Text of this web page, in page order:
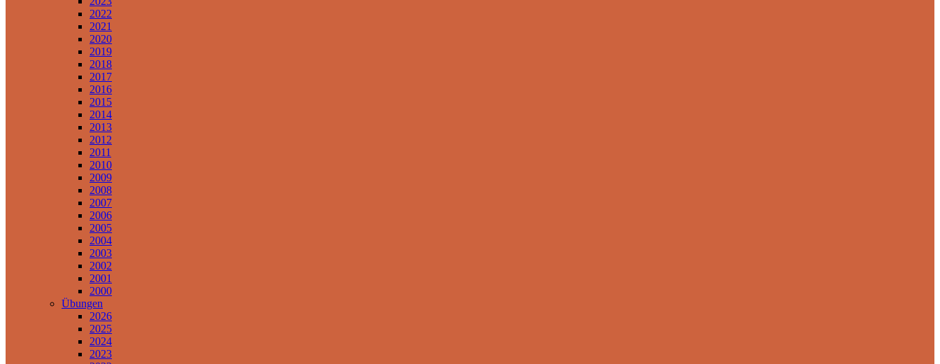
2022
2021
2020
2019
2018
2017
2016
2015
2014
2013
2012
2011
2010
2009
2008
2007
2006
2005
2004
2003
2002
2001
2000
Übungen
2026
2025
2024
2023